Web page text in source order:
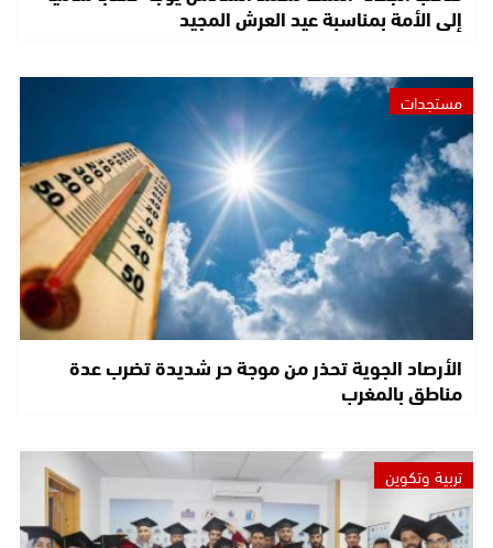
إلى الأمة بمناسبة عيد العرش المجيد
مستجدات
الأرصاد الجوية تحذر من موجة حر شديدة تضرب عدة
مناطق بالمغرب
تربية وتكوين